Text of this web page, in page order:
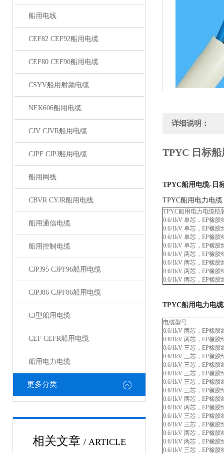
船用电线
CEF82 CEF92船用电缆
CEF80 CEF90船用电缆
CSYV船用射频电缆
NEK606船用电缆
CJV CJVR船用电缆
CJPF CJPJ船用电缆
船用网线
CBVR CYJR船用电线
船用通信电缆
船用控制电缆
CJPJ95 CJPF96船用电缆
CJPJ86 CJPF86船用电缆
CJ型船用电缆
CEF CEFR船用电缆
船用电力电缆
更多分类
相关文章 / ARTICLE
详细说明：
TPYC 日标
TPYC船用电缆-日
TPYC船用电力电缆
TPYC船用电力电缆铠
0.6/1kV 单芯，EP橡
0.6/1kV 单芯，EP橡
0.6/1kV 单芯，EP橡
0.6/1kV 单芯，EP橡
0.6/1kV 两芯，EP橡胶
0.6/1kV 两芯，EP橡
0.6/1kV 两芯，EP橡
0.6/1kV 两芯，EP橡
TPYC船用电力电
电缆型号
0.6/1kV 两芯，EP橡
0.6/1kV 两芯，EP橡
0.6/1kV 三芯，EP橡胶
0.6/1kV 三芯，EP橡
0.6/1kV 三芯，EP橡
0.6/1kV 三芯，EP橡
0.6/1kV 三芯，EP橡
0.6/1kV 三芯，EP橡
0.6/1kV 两芯，EP橡
0.6/1kV 两芯，EP橡
0.6/1kV 三芯，EP橡
0.6/1kV 三芯，EP橡
0.6/1kV 两芯，EP橡
0.6/1kV 两芯，EP橡
0.6/1kV 三芯，EP橡